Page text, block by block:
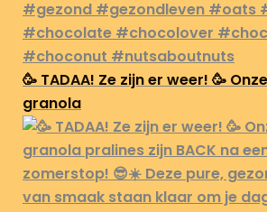
🥳 TADAA! Ze zijn er weer! 🥳
granola